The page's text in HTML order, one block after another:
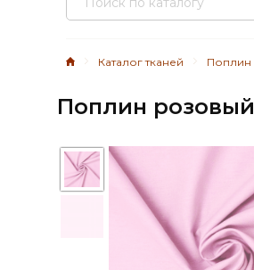
Каталог тканей Поплин
Поплин розовый